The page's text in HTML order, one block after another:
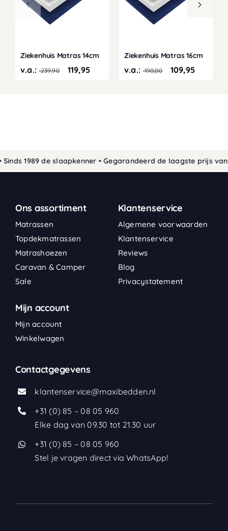
Ziekenhuis Matras 14cm
v.a.:239,90 119,95
Ziekenhuis Matras 16cm
v.a.:190,00 109,95
1989 de slaapkenner • Gegarandeerd de laagste prijs van
Ons assortiment
Matrassen
Topdekmatrassen
Matrashoezen
Caravan & Camper
Sale
Klantenservice
Algemene voorwaarden
Klantenservice
Reviews
Blog
Privacystatement
Mijn account
Mijn account
Winkelwagen
Contactgegevens
klantenservice@maxibedden.nl
+31 (0) 85 – 08 05 960
Elke dag van 09.30 tot 21.30 uur
+31 (0) 85 – 08 05 960
Stel je vragen direct via WhatsApp!